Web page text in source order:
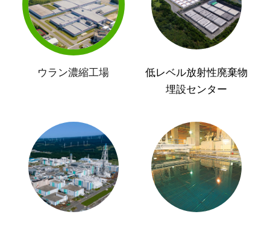
ウラン濃縮工場
低レベル放射性廃棄物
埋設センター